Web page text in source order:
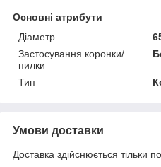
Основні атрибути
Діаметр
Застосування коронки/
пилки
Тип
Умови доставки
Доставка здійснюється тільки